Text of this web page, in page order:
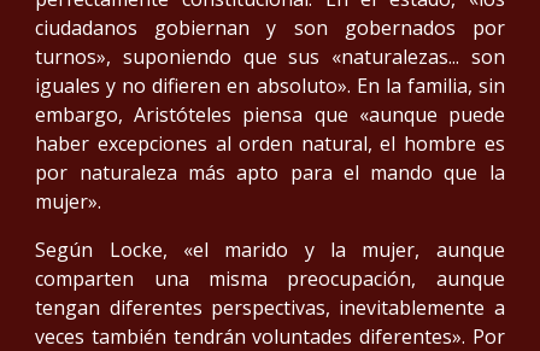
ciudadanos gobiernan y son gobernados por
turnos», suponiendo que sus «naturalezas... son
iguales y no difieren en absoluto». En la familia, sin
embargo, Aristóteles piensa que «aunque puede
haber excepciones al orden natural, el hombre es
por naturaleza más apto para el mando que la
mujer».
Según Locke, «el marido y la mujer, aunque
comparten una misma preocupación, aunque
tengan diferentes perspectivas, inevitablemente a
veces también tendrán voluntades diferentes». Por